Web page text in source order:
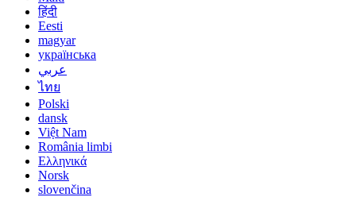
हिंदी
Eesti
magyar
українська
عربي
ไทย
Polski
dansk
Việt Nam
România limbi
Ελληνικά
Norsk
slovenčina